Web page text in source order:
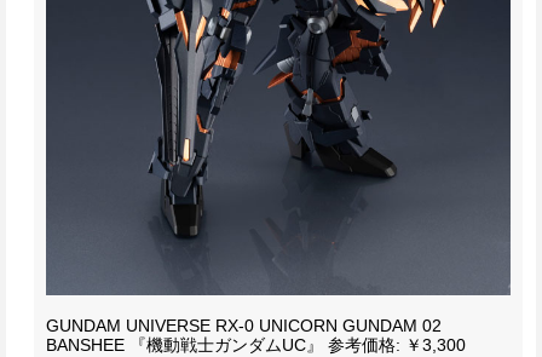
GUNDAM UNIVERSE RX-0 UNICORN GUNDAM 02
BANSHEE 『機動戦士ガンダムUC』
参考価格: ￥3,300